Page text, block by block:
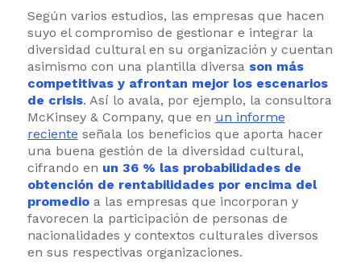
Según varios estudios, las empresas que hacen
suyo el compromiso de gestionar e integrar la
diversidad cultural en su organización y cuentan
asimismo con una plantilla diversa son más
competitivas y afrontan mejor los escenarios
de crisis. Así lo avala, por ejemplo, la consultora
McKinsey & Company, que en un informe
reciente señala los beneficios que aporta hacer
una buena gestión de la diversidad cultural,
cifrando en un 36 % las probabilidades de
obtención de rentabilidades por encima del
promedioa las empresas que incorporan y
favorecen la participación de personas de
nacionalidades y contextos culturales diversos
en sus respectivas organizaciones.